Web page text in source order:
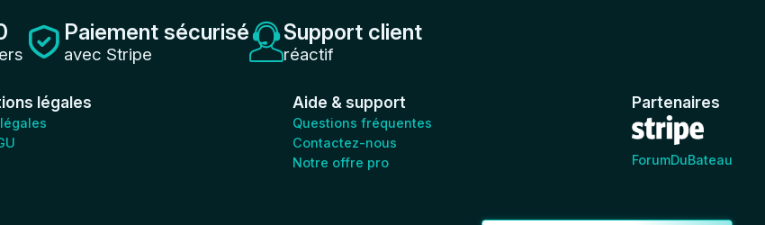
Paiement sécurisé
avec Stripe
Support client
réactif
légales Aide & support
Questions fréquentes
Contactez-nous
Notre offre pro
Partenaires
ForumDuBateau